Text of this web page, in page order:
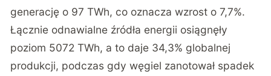
generację o 97 TWh, co oznacza wzrost o 7,7%.
Łącznie odnawialne źródła energii osiągnęły
poziom 5072 TWh, a to daje 34,3% globalnej
produkcji, podczas gdy węgiel zanotował spadek